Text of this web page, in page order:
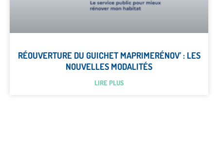
RÉOUVERTURE DU GUICHET MAPRIMERÉNOV’ : LES
NOUVELLES MODALITÉS
LIRE PLUS